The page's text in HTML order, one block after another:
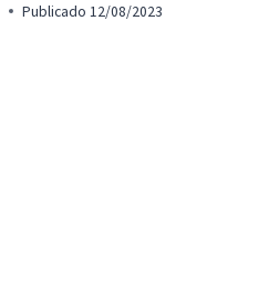
Publicado 12/08/2023